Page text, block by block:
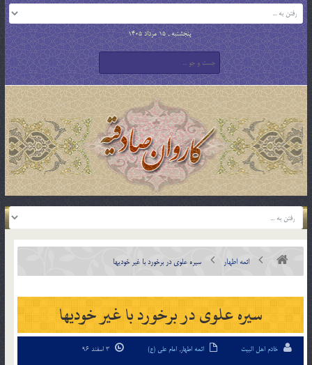
پنجشنبه , 15 مرداد 1405
ائمه اطهار سیره علوی در برخورد با غیر خودی‏ها
سیره علوی در برخورد با غیر خودی‏ها
خادم اهل البیت ائمه اطهار, امام علی (ع)